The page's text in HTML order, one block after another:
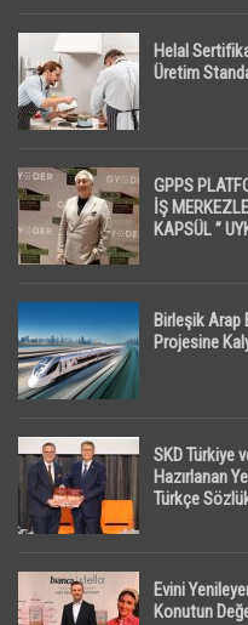
Helal
Üretim
GPPS
İŞ
KAPSÜL ”
Birleşik Arap
Projesine
SKD Türkiye
Hazırlanan
Türkçe
Evini
Konutun